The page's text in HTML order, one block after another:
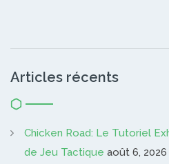
Articles récents
Chicken Road: Le Tutoriel
de Jeu Tactique août 6, 2026